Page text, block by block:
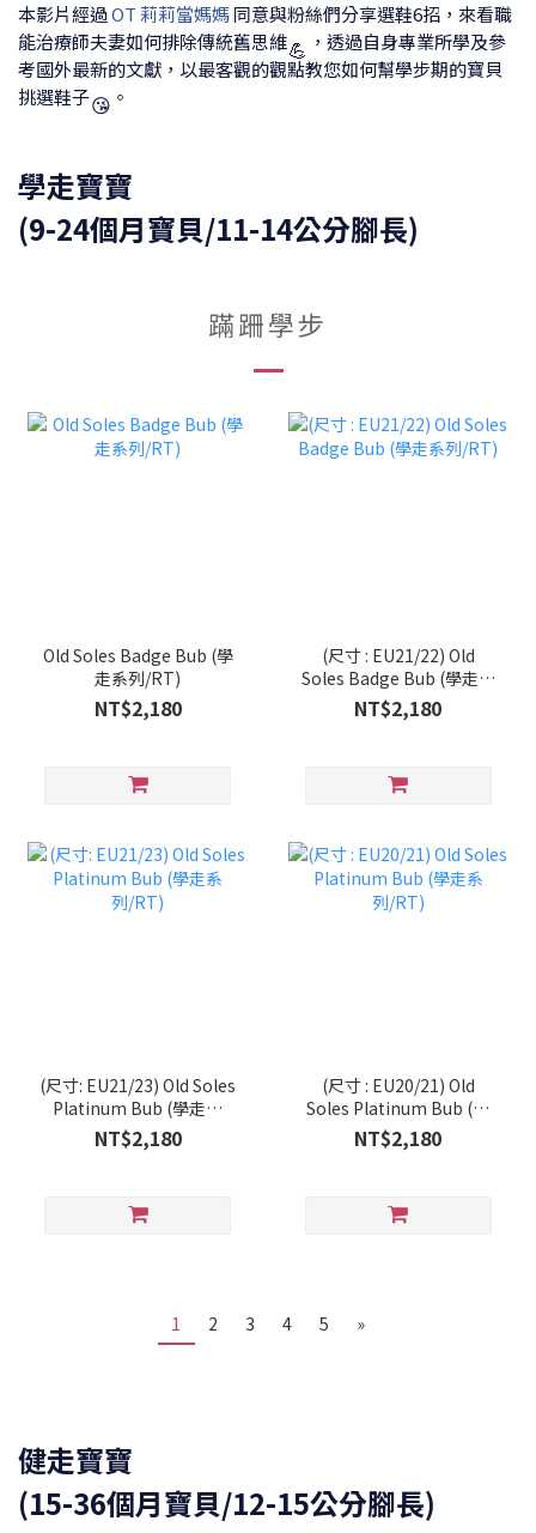
本影片經過OT 莉莉當媽媽同意與粉絲們分享選鞋6招，來看職
能治療師夫妻如何排除傳統舊思維💪 ，透過自身專業所學及參
考國外最新的文獻，以最客觀的觀點教您如何幫學步期的寶貝
挑選鞋子😘 。
學走寶寶
(9-24個月寶貝/11-14公分腳長)
蹣跚學步
Old Soles Badge Bub (學
走系列/RT)
NT$2,180
(尺寸 : EU21/22) Old
Soles Badge Bub (學走系
列/RT)
NT$2,180
(尺寸: EU21/23) Old Soles
Platinum Bub (學走系
列/RT)
NT$2,180
(尺寸 : EU20/21) Old
Soles Platinum Bub (學
走系列/RT)
NT$2,180
1 2 3 4 5 »
健走寶寶
(15-36個月寶貝/12-15公分腳長)